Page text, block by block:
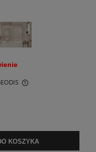
płatności
KOSZYKA